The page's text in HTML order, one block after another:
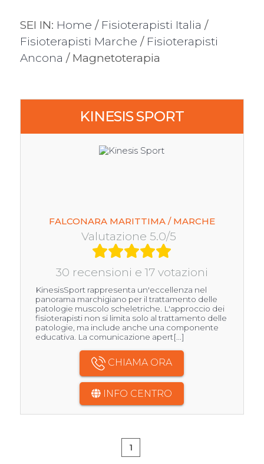
SEI IN: Home / Fisioterapisti Italia /
Fisioterapisti Marche / Fisioterapisti
Ancona / Magnetoterapia
KINESIS SPORT
FALCONARA MARITTIMA / MARCHE
Valutazione 5.0/5
30 recensioni e 17 votazioni
KinesisSport rappresenta un'eccellenza nel
panorama marchigiano per il trattamento delle
patologie muscolo scheletriche. L'approccio dei
fisioterapisti non si limita solo al trattamento delle
patologie, ma include anche una componente
educativa. La comunicazione apert[...]
CHIAMA ORA
INFO CENTRO
1